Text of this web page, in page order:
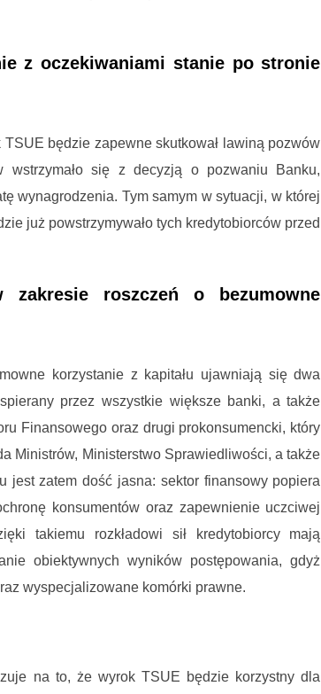
z oczekiwaniami stanie po stronie
będzie zapewne skutkował lawiną pozwów
wstrzymało się z decyzją o pozwaniu Banku,
wynagrodzenia. Tym samym w sytuacji, w której
już powstrzymywało tych kredytobiorców przed
roszczeń o bezumowne
korzystanie z kapitału ujawniają się dwa
przez wszystkie większe banki, a także
Finansowego oraz drugi prokonsumencki, który
Ministrów, Ministerstwo Sprawiedliwości, a także
jest zatem dość jasna: sektor finansowy popiera
konsumentów oraz zapewnienie uczciwej
takiemu rozkładowi sił kredytobiorcy mają
obiektywnych wyników postępowania, gdyż
wyspecjalizowane komórki prawne.
na to, że wyrok TSUE będzie korzystny dla